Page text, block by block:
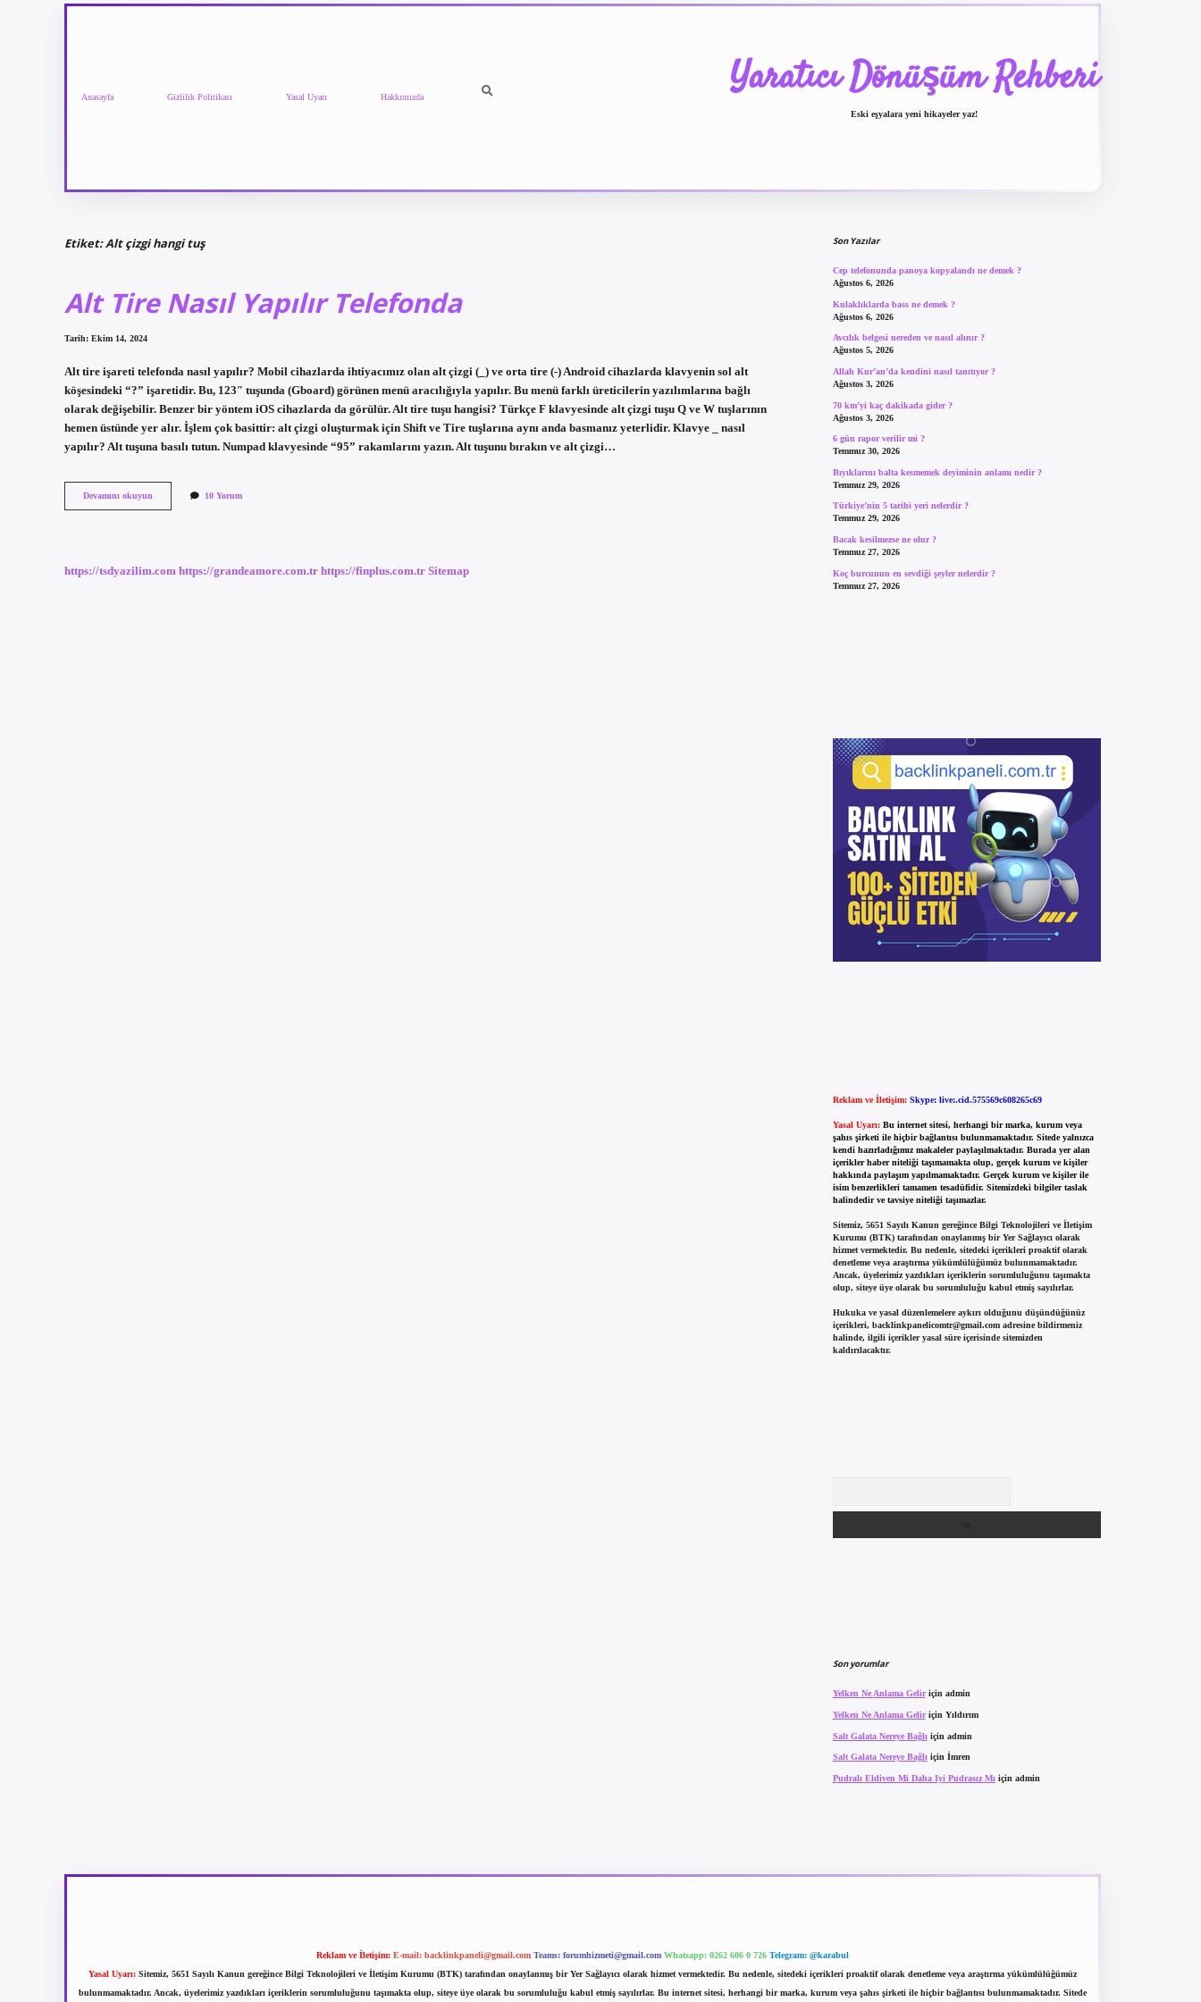
Anasayfa Gizlilik Politikası Yasal Uyarı Hakkımızda Yaratıcı Dönüşüm Rehberi
Eski eşyalara yeni hikayeler yaz!
Etiket:Alt çizgi hangi tuş
Alt Tire Nasıl Yapılır Telefonda
Tarih: Ekim 14, 2024
Alt tire işareti telefonda nasıl yapılır? Mobil cihazlarda ihtiyacımız olan alt çizgi (_) ve orta tire (-) Android cihazlarda klavyenin sol alt
köşesindeki “?” işaretidir. Bu, 123″ tuşunda (Gboard) görünen menü aracılığıyla yapılır. Bu menü farklı üreticilerin yazılımlarına bağlı
olarak değişebilir. Benzer bir yöntem iOS cihazlarda da görülür. Alt tire tuşu hangisi? Türkçe F klavyesinde alt çizgi tuşu Q ve W tuşlarının
hemen üstünde yer alır. İşlem çok basittir: alt çizgi oluşturmak için Shift ve Tire tuşlarına aynı anda basmanız yeterlidir. Klavye _ nasıl
yapılır? Alt tuşuna basılı tutun. Numpad klavyesinde “95” rakamlarını yazın. Alt tuşunu bırakın ve alt çizgi…
Devamını okuyun
Tire
10 Yorum
https://tsdyazilim.com https://grandeamore.com.tr https://finplus.com.tr Sitemap
Son Yazılar
Cep telefonunda panoya kopyalandı ne demek ?
Ağustos 6, 2026
Kulaklıklarda bass ne demek ?
Ağustos 6, 2026
Avcılık belgesi nereden ve nasıl alınır ?
Ağustos 5, 2026
Allah Kur’an’da kendini nasıl tanıtıyor ?
Ağustos 3, 2026
70 km’yi kaç dakikada gider ?
Ağustos 3, 2026
6 gün rapor verilir mi ?
Temmuz 30, 2026
Bıyıklarını balta kesmemek deyiminin anlamı nedir ?
Temmuz 29, 2026
Türkiye’nin 5 tarihi yeri nelerdir ?
Temmuz 29, 2026
Bacak kesilmezse ne olur ?
Temmuz 27, 2026
Koç burcunun en sevdiği şeyler nelerdir ?
Temmuz 27, 2026
Reklam ve İletişim: Skype: live:.cid.575569c608265c69
Yasal Uyarı: Bu internet sitesi, herhangi bir marka, kurum veya
şahıs şirketi ile hiçbir bağlantısı bulunmamaktadır. Sitede yalnızca
kendi hazırladığımız makaleler paylaşılmaktadır. Burada yer alan
içerikler haber niteliği taşımamakta olup, gerçek kurum ve kişiler
hakkında paylaşım yapılmamaktadır. Gerçek kurum ve kişiler ile
isim benzerlikleri tamamen tesadüfidir. Sitemizdeki bilgiler taslak
halindedir ve tavsiye niteliği taşımazlar.
Sitemiz, 5651 Sayılı Kanun gereğince Bilgi Teknolojileri ve İletişim
Kurumu (BTK) tarafından onaylanmış bir Yer Sağlayıcı olarak
hizmet vermektedir. Bu nedenle, sitedeki içerikleri proaktif olarak
denetleme veya araştırma yükümlülüğümüz bulunmamaktadır.
Ancak, üyelerimiz yazdıkları içeriklerin sorumluluğunu taşımakta
olup, siteye üye olarak bu sorumluluğu kabul etmiş sayılırlar.
Hukuka ve yasal düzenlemelere aykırı olduğunu düşündüğünüz
içerikleri, backlinkpanelicomtr@gmail.comadresine bildirmeniz
halinde, ilgili içerikler yasal süre içerisinde sitemizden
kaldırılacaktır.
Son yorumlar
Yelken Ne Anlama Geliriçin admin
Yelken Ne Anlama Geliriçin Yıldırım
Salt Galata Nereye Bağlı için admin
Salt Galata Nereye Bağlı için İmren
Pudralı Eldiven Mi Daha Iyi Pudrasız Mı için admin
Reklam ve İletişim: E-mail: backlinkpaneli@gmail.com Teams: forumhizmeti@gmail.com Whatsapp: 0262 606 0 726 Telegram: @karabul
Yasal Uyarı: Sitemiz, 5651 Sayılı Kanun gereğince Bilgi Teknolojileri ve İletişim Kurumu (BTK) tarafından onaylanmış bir Yer Sağlayıcı olarak hizmet vermektedir. Bu nedenle, sitedeki içerikleri proaktif olarak denetleme veya araştırma yükümlülüğümüz
bulunmamaktadır. Ancak, üyelerimiz yazdıkları içeriklerin sorumluluğunu taşımakta olup, siteye üye olarak bu sorumluluğu kabul etmiş sayılırlar. Bu internet sitesi, herhangi bir marka, kurum veya şahıs şirketi ile hiçbir bağlantısı bulunmamaktadır. Sitede